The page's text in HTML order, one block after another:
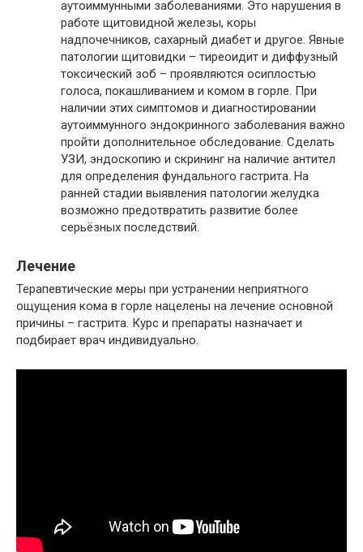
аутоиммунными заболеваниями. Это нарушения в
работе щитовидной железы, коры
надпочечников, сахарный диабет и другое. Явные
патологии щитовидки – тиреоидит и диффузный
токсический зоб – проявляются осиплостью
голоса, покашливанием и комом в горле. При
наличии этих симптомов и диагностировании
аутоиммунного эндокринного заболевания важно
пройти дополнительное обследование. Сделать
УЗИ, эндоскопию и скрининг на наличие антител
для определения фундального гастрита. На
ранней стадии выявления патологии желудка
возможно предотвратить развитие более
серьёзных последствий.
Лечение
Терапевтические меры при устранении неприятного
ощущения кома в горле нацелены на лечение основной
причины – гастрита. Курс и препараты назначает и
подбирает врач индивидуально.